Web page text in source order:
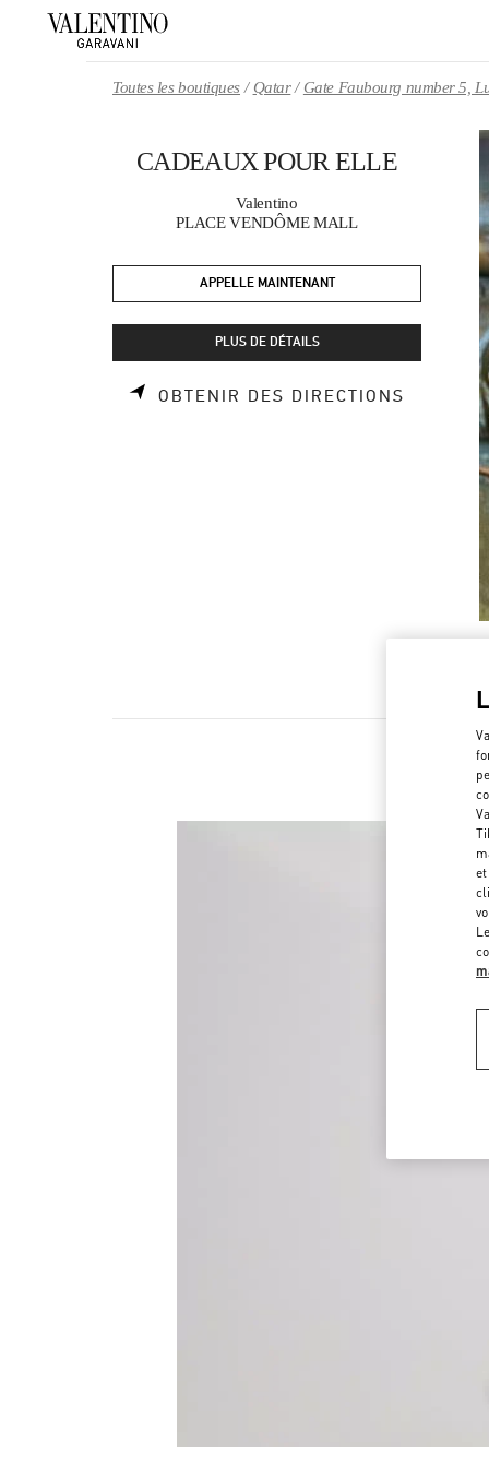
Toutes les boutiques Qatar Gate Faubourg number 5,
CADEAUX POUR ELLE
Valentino
PLACE VENDÔME MALL
APPELLE MAINTENANT
PLUS DE DÉTAILS
OBTENIR DES DIRECTIONS LINK